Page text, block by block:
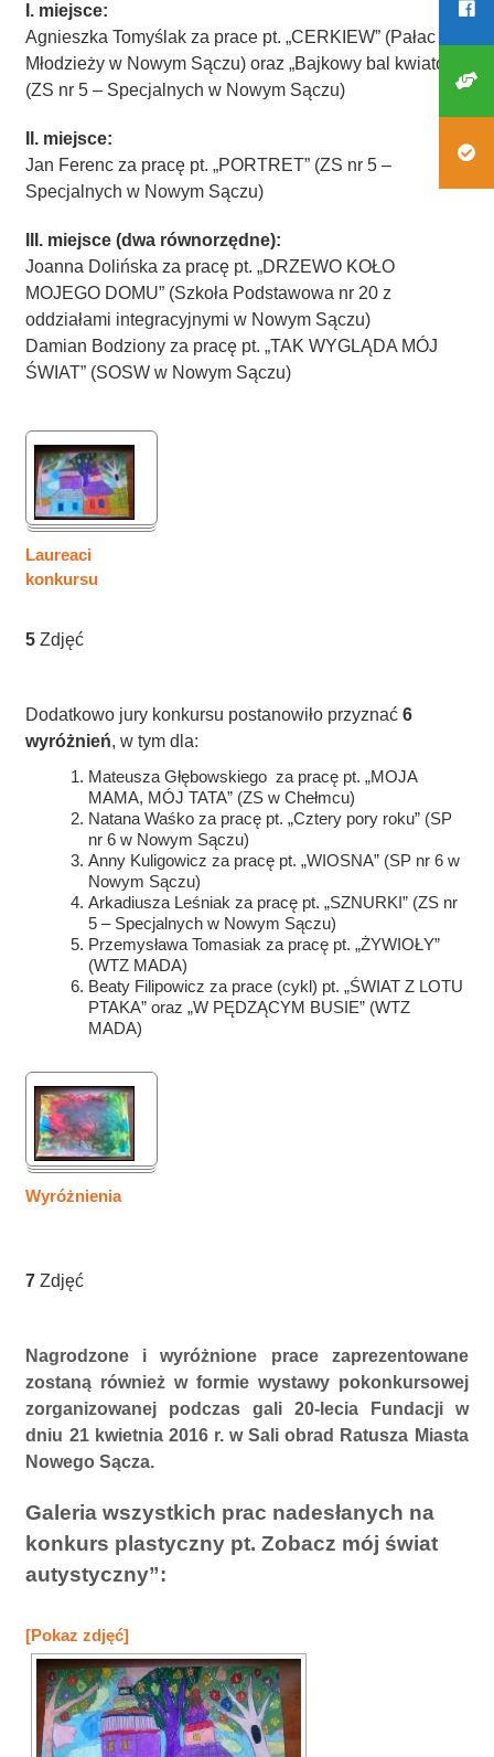
I. miejsce:
Agnieszka Tomyślak za prace pt. „CERKIEW” (Pałac
Młodzieży w Nowym Sączu) oraz „Bajkowy bal kwiatów”
(ZS nr 5 – Specjalnych w Nowym Sączu)
II. miejsce:
Jan Ferenc za pracę pt. „PORTRET” (ZS nr 5 –
Specjalnych w Nowym Sączu)
III. miejsce (dwa równorzędne):
Joanna Dolińska za pracę pt. „DRZEWO KOŁO
MOJEGO DOMU” (Szkoła Podstawowa nr 20 z
oddziałami integracyjnymi w Nowym Sączu)
Damian Bodziony za pracę pt. „TAK WYGLĄDA MÓJ
ŚWIAT” (SOSW w Nowym Sączu)
Laureaci
konkursu
5 Zdjęć
Dodatkowo jury konkursu postanowiło przyznać 6
wyróżnień, w tym dla:
Mateusza Głębowskiego za pracę pt. „MOJA
MAMA, MÓJ TATA” (ZS w Chełmcu)
Natana Waśko za pracę pt. „Cztery pory roku” (SP
nr 6 w Nowym Sączu)
Anny Kuligowicz za pracę pt. „WIOSNA” (SP nr 6 w
Nowym Sączu)
Arkadiusza Leśniak za pracę pt. „SZNURKI” (ZS nr
5 – Specjalnych w Nowym Sączu)
Przemysława Tomasiak za pracę pt. „ŻYWIOŁY”
(WTZ MADA)
Beaty Filipowicz za prace (cykl) pt. „ŚWIAT Z LOTU
PTAKA” oraz „W PĘDZĄCYM BUSIE” (WTZ
MADA)
Wyróżnienia
7 Zdjęć
Nagrodzone i wyróżnione prace zaprezentowane
zostaną również w formie wystawy pokonkursowej
zorganizowanej podczas gali 20-lecia Fundacji w
dniu 21 kwietnia 2016 r. w Sali obrad Ratusza Miasta
Nowego Sącza.
Galeria wszystkich prac nadesłanych na
konkurs plastyczny pt. Zobacz mój świat
autystyczny”:
[Pokaz zdjęć]